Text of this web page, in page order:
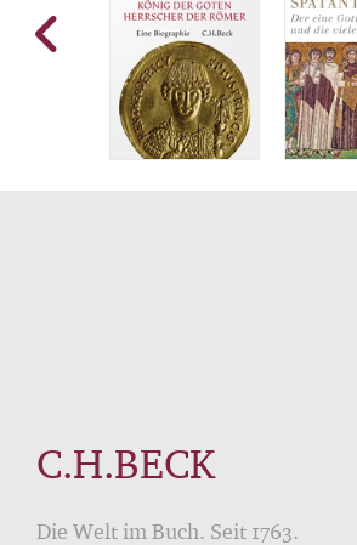
C.H.BECK
Die Welt im Buch. Seit 1763.